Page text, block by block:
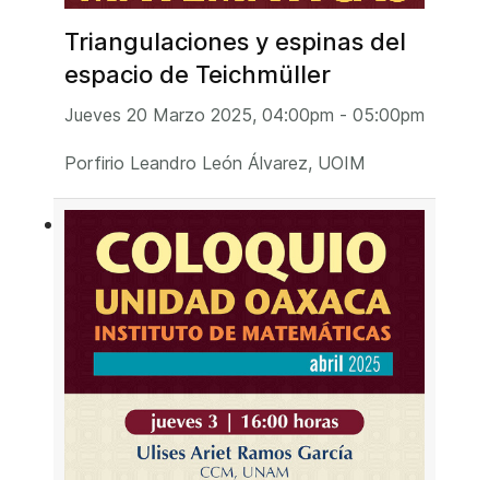
Triangulaciones y espinas del
espacio de Teichmüller
Jueves 20 Marzo 2025, 04:00pm - 05:00pm
Porfirio Leandro León Álvarez, UOIM